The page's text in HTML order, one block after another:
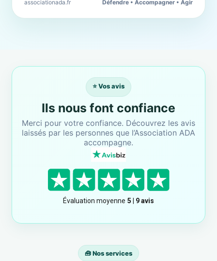
associationada.fr Défendre • Accompagner • Agir
⭐ Vos avis
Ils nous font confiance
Merci pour votre confiance. Découvrez les avis
laissés par les personnes que l’Association ADA
accompagne.
🧰 Nos services